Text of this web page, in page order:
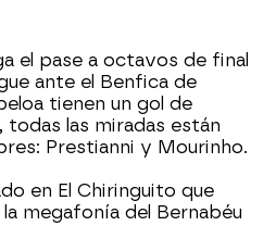
el pase a octavos de final
ante el Benfica de
tienen un gol de
todas las miradas están
Prestianni y Mourinho.
en El Chiringuito que
megafonía del Bernabéu